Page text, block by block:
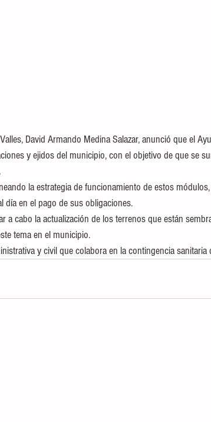
David Armando Medina Salazar, anunció que el
y ejidos del municipio, con el objetivo de que se
la estrategia de funcionamiento de estos
día en el pago de sus obligaciones.
a cabo la actualización de los terrenos que están
tema en el municipio.
y civil que colabora en la contingencia sanitaria